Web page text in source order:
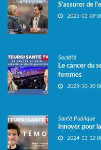
S’assurer de
2025-01-09
Société
Le cancer du
femmes
2025-10-30
Santé Publique
Innover pour
2024-11-12